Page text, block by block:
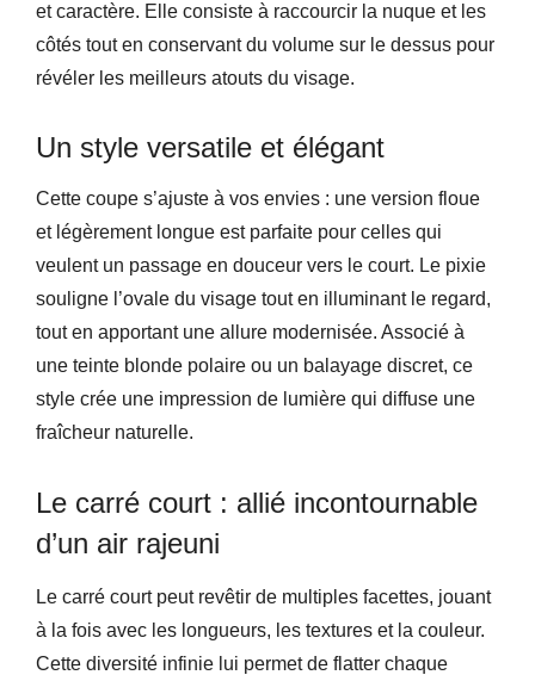
et caractère. Elle consiste à raccourcir la nuque et les
côtés tout en conservant du volume sur le dessus pour
révéler les meilleurs atouts du visage.
Un style versatile et élégant
Cette coupe s’ajuste à vos envies : une version floue
et légèrement longue est parfaite pour celles qui
veulent un passage en douceur vers le court. Le pixie
souligne l’ovale du visage tout en illuminant le regard,
tout en apportant une allure modernisée. Associé à
une teinte blonde polaire ou un balayage discret, ce
style crée une impression de lumière qui diffuse une
fraîcheur naturelle.
Le carré court : allié incontournable
d’un air rajeuni
Le carré court peut revêtir de multiples facettes, jouant
à la fois avec les longueurs, les textures et la couleur.
Cette diversité infinie lui permet de flatter chaque